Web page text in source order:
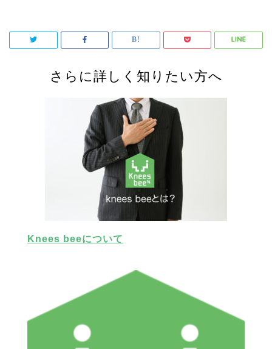
さらに詳しく知りたい方へ
Knees beeについて